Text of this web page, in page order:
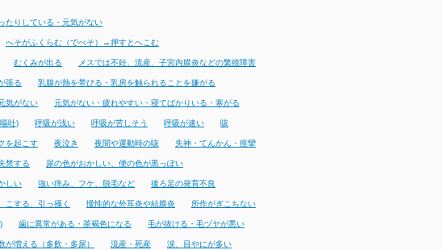
たりしている・元気がない
へそがふくらむ（でべそ）→押すとへこむ
むくみが出る メスでは不妊、流産、子宮内膜炎などの繁殖障害
張る 乳腺が熱を帯びる・乳房を触られることを嫌がる
気がない 元気がない・疲れやすい・寝てばかりいる・寒がる
吐) 呼吸が浅い 呼吸が苦しそう 呼吸が速い 咳
を起こす 夜泣き 夜間や運動時の咳 失神・てんかん・痙攣
禁する 尿の色がおかしい、便の色が黒っぽい
しい 強い痒み、フケ、脱毛など 後ろ足の発育不良
こする、引っ掻く 慢性的な外耳炎や結膜炎 所作がぎこちない
歯に異常がある・茶褐色になる 毛が抜ける・毛ヅヤが悪い
増える（多飲・多尿） 流産・死産 涙、目やにが多い